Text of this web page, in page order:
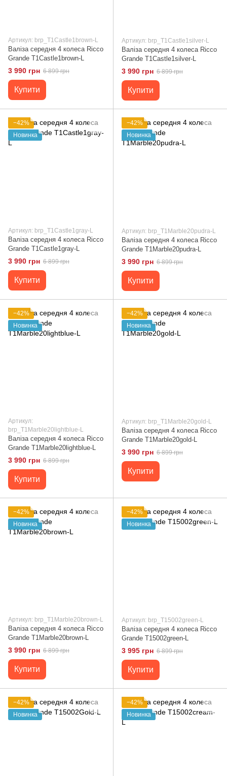
Артикул: brp_T1Castle1brown-L
Валіза середня 4 колеса Ricco
Grande T1Castle1brown-L
3 990 грн 6 899 грн
Купити
Артикул: brp_T1Castle1silver-L
Валіза середня 4 колеса Ricco
Grande T1Castle1silver-L
3 990 грн 6 899 грн
Купити
−42%
Новинка
Артикул: brp_T1Castle1gray-L
Валіза середня 4 колеса Ricco
Grande T1Castle1gray-L
3 990 грн 6 899 грн
Купити
−42%
Новинка
Артикул: brp_T1Marble20pudra-L
Валіза середня 4 колеса Ricco
Grande T1Marble20pudra-L
3 990 грн 6 899 грн
Купити
−42%
Новинка
Артикул:
brp_T1Marble20lightblue-L
Валіза середня 4 колеса Ricco
Grande T1Marble20lightblue-L
3 990 грн 6 899 грн
Купити
−42%
Новинка
Артикул: brp_T1Marble20gold-L
Валіза середня 4 колеса Ricco
Grande T1Marble20gold-L
3 990 грн 6 899 грн
Купити
−42%
Новинка
Артикул: brp_T1Marble20brown-L
Валіза середня 4 колеса Ricco
Grande T1Marble20brown-L
3 990 грн 6 899 грн
Купити
−42%
Новинка
Артикул: brp_T15002green-L
Валіза середня 4 колеса Ricco
Grande T15002green-L
3 995 грн 6 899 грн
Купити
−42%
Новинка
−42%
Новинка